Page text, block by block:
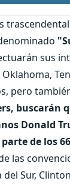
sus
pero
buscarán
Donald
de los
las
Sur,